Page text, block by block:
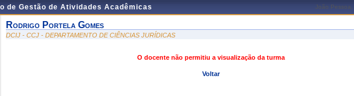
de Gestão de Atividades Acadêmicas João
Rodrigo Portela Gomes
DCIJ - CCJ - DEPARTAMENTO DE CIÊNCIAS JURÍDICAS
O docente não permitiu a visualização da turma
Voltar